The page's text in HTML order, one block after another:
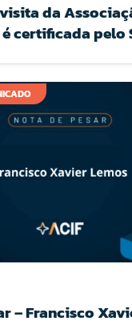
da
certificada pelo
– Francisco